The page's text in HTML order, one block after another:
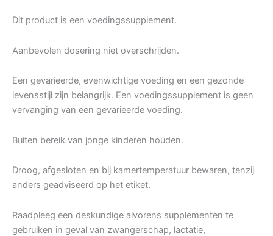
Dit product is een voedingssupplement.
Aanbevolen dosering niet overschrijden.
Een gevarieerde, evenwichtige voeding en een gezonde
levensstijl zijn belangrijk. Een voedingssupplement is geen
vervanging van een gevarieerde voeding.
Buiten bereik van jonge kinderen houden.
Droog, afgesloten en bij kamertemperatuur bewaren, tenzij
anders geadviseerd op het etiket.
Raadpleeg een deskundige alvorens supplementen te
gebruiken in geval van zwangerschap, lactatie,